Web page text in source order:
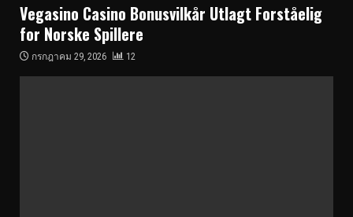
Vegasino Casino Bonusvilkår Utlagt Forståelig
for Norske Spillere
กรกฎาคม 29, 2026 12